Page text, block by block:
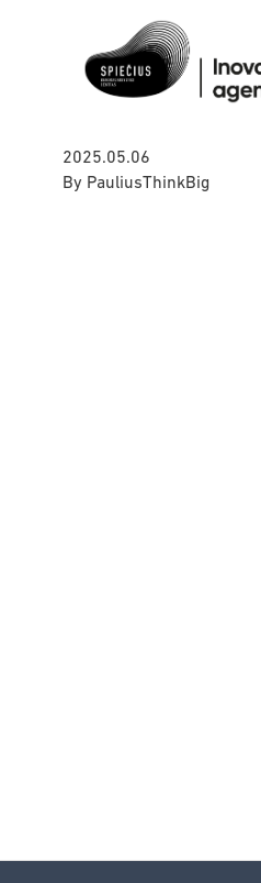
2025.05.06
By PauliusThinkBig